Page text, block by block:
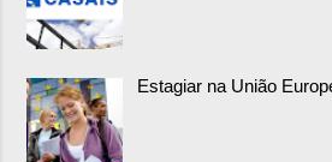
Estagiar na União